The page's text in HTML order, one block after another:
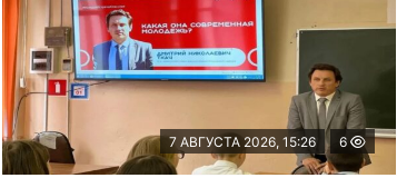
7 АВГУСТА 2026, 15:26 6